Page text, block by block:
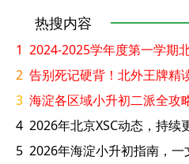
热搜内容
1
2
3
4 2026年北京XSC动态，持续
5